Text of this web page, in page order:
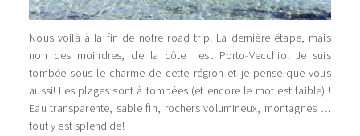
Nous voilà à la fin de notre road trip! La dernière étape, mais
non des moindres, de la côte est Porto-Vecchio! Je suis
tombée sous le charme de cette région et je pense que vous
aussi! Les plages sont à tombées (et encore le mot est faible) !
Eau transparente, sable fin, rochers volumineux, montagnes …
tout y est splendide!